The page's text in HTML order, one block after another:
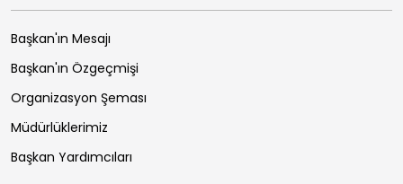
Başkan'ın Mesajı
Başkan'ın Özgeçmişi
Organizasyon Şeması
Müdürlüklerimiz
Başkan Yardımcıları